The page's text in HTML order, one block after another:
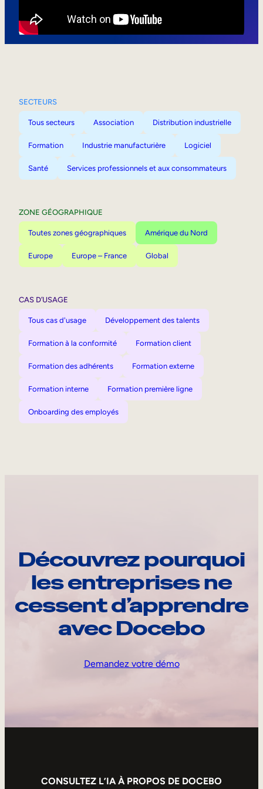
SECTEURS
Tous secteurs Association Distribution industrielle
Formation Industrie manufacturière Logiciel
Santé Services professionnels et aux consommateurs
ZONE GÉOGRAPHIQUE
Toutes zones géographiques Amérique du Nord
Europe Europe – France Global
CAS D’USAGE
Tous cas d'usage Développement des talents
Formation à la conformité Formation client
Formation des adhérents Formation externe
Formation interne Formation première ligne
Onboarding des employés
Découvrez pourquoi
les entreprises ne
cessent d’apprendre
avec Docebo
Demandez votre démo
CONSULTEZ L’IA À PROPOS DE DOCEBO